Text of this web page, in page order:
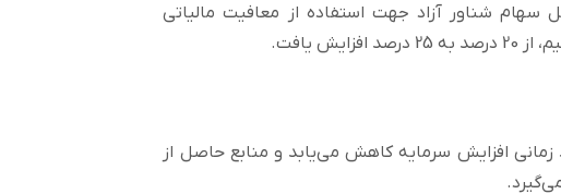
حداقل سهام شناور آزاد جهت استفاده از معافیت مالیاتی
زمانی افزایش سرمایه کاهش می‌یابد و منابع حاصل از